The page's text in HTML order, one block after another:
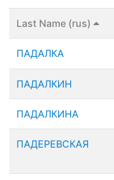
Last Name (rus)
ПАДАЛКА
ПАДАЛКИН
ПАДАЛКИНА
ПАДЕРЕВСКАЯ